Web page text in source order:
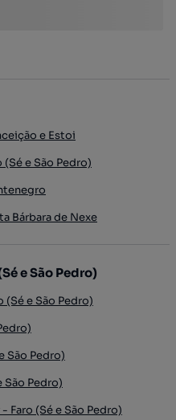
e Estoi
e São Pedro)
Bárbara de Nexe
e São Pedro)
e São Pedro)
São Pedro)
São Pedro)
Faro (Sé e São Pedro)